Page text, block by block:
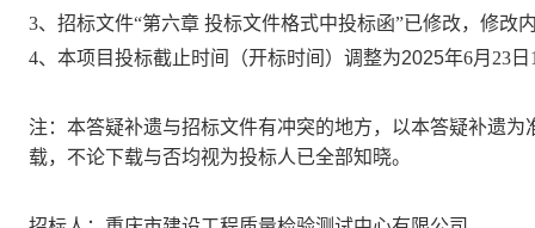
3、招标文件“第六章 投标文件格式中投标函”已修改，修改
4、本项目投标截止时间（开标时间）调整为2025年6月 23 日
注：本答疑补遗与招标文件有冲突的地方，以本答疑补遗
载，不论下载与否均视为投标人已全部知晓。